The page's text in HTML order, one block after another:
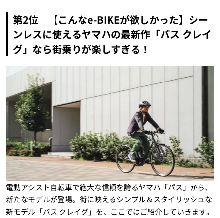
第2位 【こんなe-BIKEが欲しかった】シー
ンレスに使えるヤマハの最新作「パス クレイ
グ」なら街乗りが楽しすぎる！
電動アシスト自転車で絶大な信頼を誇るヤマハ「パス」から、
新たなモデルが登場。街に映えるシンプル＆スタイリッシュな
新モデル「パス クレイグ」を、ここではご紹介していきます。